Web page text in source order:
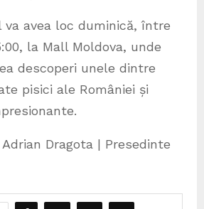
va avea loc duminică, între
la Mall Moldova, unde
descoperi unele dintre
pisici ale României și
Dragota | Presedinte